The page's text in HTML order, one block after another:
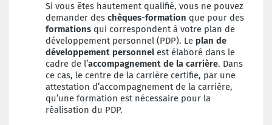
Si vous êtes hautement qualifié, vous ne pouvez
demander des chèques-formation que pour des
formations qui correspondent à votre plan de
développement personnel (PDP). Le plan de
développement personnelest élaboré dans le
cadre de l’accompagnement de la carrière. Dans
ce cas, le centre de la carrière certifie, par une
attestation d’accompagnement de la carrière,
qu’une formation est nécessaire pour la
réalisation du PDP.